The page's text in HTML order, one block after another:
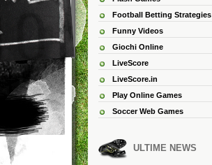
Football Betting Strategies
Funny Videos
Giochi Online
LiveScore
LiveScore.in
Play Online Games
Soccer Web Games
ULTIME NEWS